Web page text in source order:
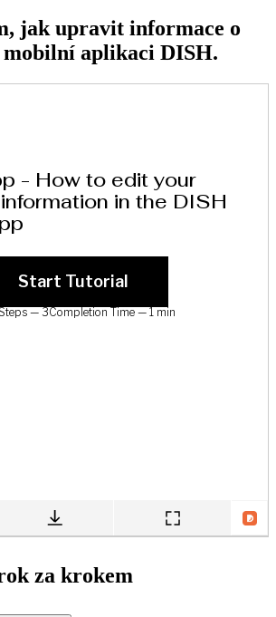
jak upravit informace o
mobilní aplikaci DISH.
za krokem